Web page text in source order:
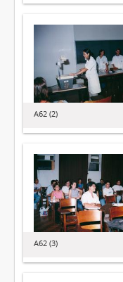
A62 (2)
A62 (3)